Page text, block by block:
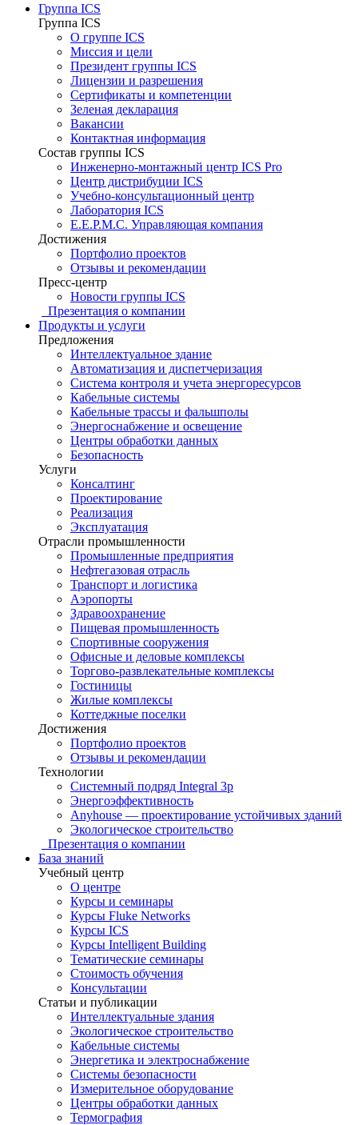
Группа ICS
Группа ICS
О группе ICS
Миссия и цели
Президент группы ICS
Лицензии и разрешения
Сертификаты и компетенции
Зеленая декларация
Вакансии
Контактная информация
Состав группы ICS
Инженерно-монтажный центр ICS Pro
Центр дистрибуции ICS
Учебно-консультационный центр
Лаборатория ICS
E.E.P.M.C. Управляющая компания
Достижения
Портфолио проектов
Отзывы и рекомендации
Пресс-центр
Новости группы ICS
Презентация о компании
Продукты и услуги
Предложения
Интеллектуальное здание
Автоматизация и диспетчеризация
Система контроля и учета энергоресурсов
Кабельные системы
Кабельные трассы и фальшполы
Энергоснабжение и освещение
Центры обработки данных
Безопасность
Услуги
Консалтинг
Проектирование
Реализация
Эксплуатация
Отрасли промышленности
Промышленные предприятия
Нефтегазовая отрасль
Транспорт и логистика
Аэропорты
Здравоохранение
Пищевая промышленность
Спортивные сооружения
Офисные и деловые комплексы
Торгово-развлекательные комплексы
Гостиницы
Жилые комплексы
Коттеджные поселки
Достижения
Портфолио проектов
Отзывы и рекомендации
Технологии
Системный подряд Integral 3p
Энергоэффективность
Anyhouse — проектирование устойчивых зданий
Экологическое строительство
Презентация о компании
База знаний
Учебный центр
О центре
Курсы и семинары
Курсы Fluke Networks
Курсы ICS
Курсы Intelligent Building
Тематические семинары
Стоимость обучения
Консультации
Статьи и публикации
Интеллектуальные здания
Экологическое строительство
Кабельные системы
Энергетика и электроснабжение
Системы безопасности
Измерительное оборудование
Центры обработки данных
Термография